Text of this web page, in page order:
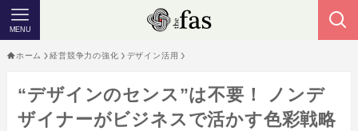
MENU
ホーム 経営競争力の強化 デザイン活用
“デザインのセンス”は不要！ ノンデ
ザイナーがビジネスで活かす色彩戦略